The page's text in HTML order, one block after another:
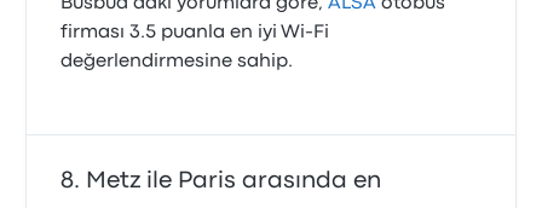
Busbud’daki yorumlara göre,ALSA otobüs
firması 3.5 puanla en iyi Wi‑Fi
değerlendirmesine sahip.
Metz ile Paris arasında en